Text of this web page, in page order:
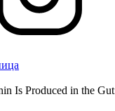
Is Produced in the